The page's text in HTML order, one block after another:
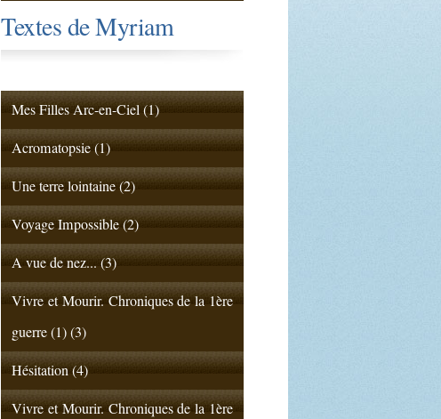
Textes de Myriam
Mes Filles Arc-en-Ciel (1)
Acromatopsie (1)
Une terre lointaine (2)
Voyage Impossible (2)
A vue de nez... (3)
Vivre et Mourir. Chroniques de la 1ère
guerre (1) (3)
Hésitation (4)
Vivre et Mourir. Chroniques de la 1ère